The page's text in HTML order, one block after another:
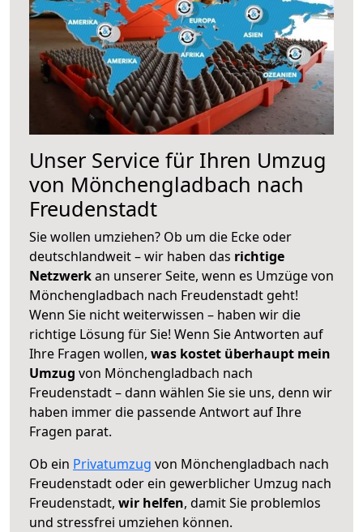
Unser Service für Ihren Umzug
von Mönchengladbach nach
Freudenstadt
Sie wollen umziehen? Ob um die Ecke oder
deutschlandweit – wir haben das richtige
Netzwerkan unserer Seite, wenn es Umzüge von
Mönchengladbach nach Freudenstadt geht!
Wenn Sie nicht weiterwissen – haben wir die
richtige Lösung für Sie! Wenn Sie Antworten auf
Ihre Fragen wollen, was kostet überhaupt mein
Umzug von Mönchengladbach nach
Freudenstadt – dann wählen Sie sie uns, denn wir
haben immer die passende Antwort auf Ihre
Fragen parat.
Ob ein Privatumzug von Mönchengladbach nach
Freudenstadt oder ein gewerblicher Umzug nach
Freudenstadt, wir helfen, damit Sie problemlos
und stressfrei umziehen können.